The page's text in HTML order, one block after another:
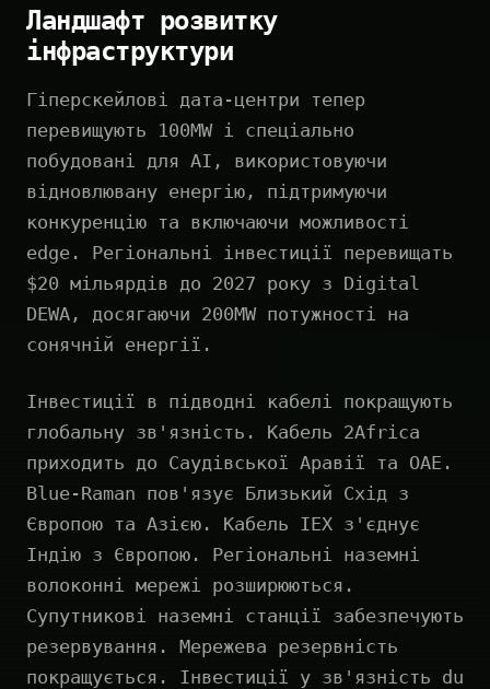
Ландшафт розвитку
інфраструктури
Гіперскейлові дата-центри тепер
перевищують 100MW і спеціально
побудовані для AI, використовуючи
відновлювану енергію, підтримуючи
конкуренцію та включаючи можливості
edge. Регіональні інвестиції перевищать
$20 мільярдів до 2027 року з Digital
DEWA, досягаючи 200MW потужності на
сонячній енергії.
Інвестиції в підводні кабелі покращують
глобальну зв'язність. Кабель 2Africa
приходить до Саудівської Аравії та ОАЕ.
Blue-Raman пов'язує Близький Схід з
Європою та Азією. Кабель IEX з'єднує
Індію з Європою. Регіональні наземні
волоконні мережі розширюються.
Супутникові наземні станції забезпечують
резервування. Мережева резервність
покращується. Інвестиції у зв'язність du